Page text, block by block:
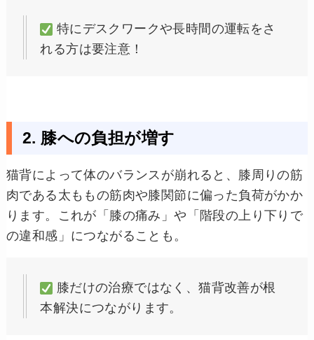
特にデスクワークや長時間の運転をさ
れる方は要注意！
2. 膝への負担が増す
猫背によって体のバランスが崩れると、膝周りの筋
肉である太ももの筋肉や膝関節に偏った負荷がかか
ります。これが「膝の痛み」や「階段の上り下りで
の違和感」につながることも。
膝だけの治療ではなく、猫背改善が根
本解決につながります。